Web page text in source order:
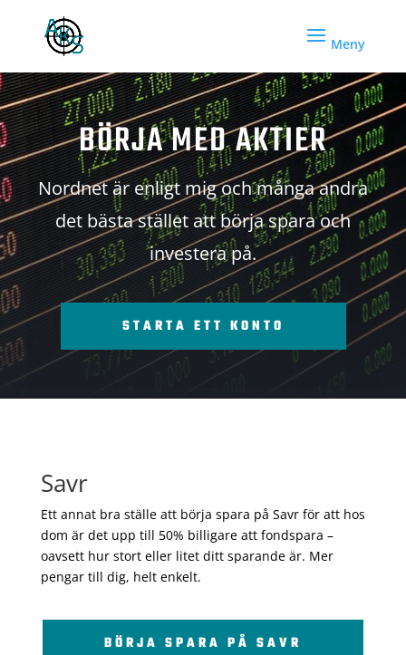
BÖRJA MED AKTIER
Nordnet är enligt mig och många andra
det bästa stället att börja spara och
investera på.
STARTA ETT KONTO
Savr
Ett annat bra ställe att börja spara på Savr för att hos
dom är det upp till 50% billigare att fondspara –
oavsett hur stort eller litet ditt sparande är. Mer
pengar till dig, helt enkelt.
BÖRJA SPARA PÅ SAVR